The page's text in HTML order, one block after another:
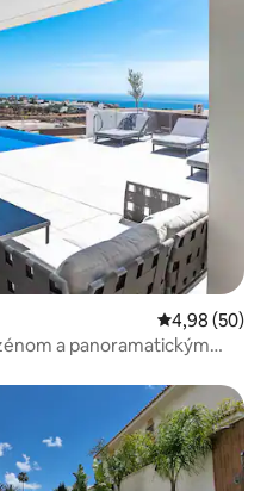
Priemerné
4,98 (50)
a panoramatickým